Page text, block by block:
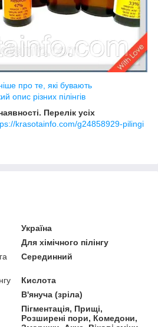
про те, які бувають
опис різних пілінгів
Перелік усіх
krasotainfo.com/g24858929-pilingi
Україна
Для хімічного пілінгу
Серединний
Кислота
В'януча (зріла)
Пігментація, Прищі,
Розширені пори, Комедони,